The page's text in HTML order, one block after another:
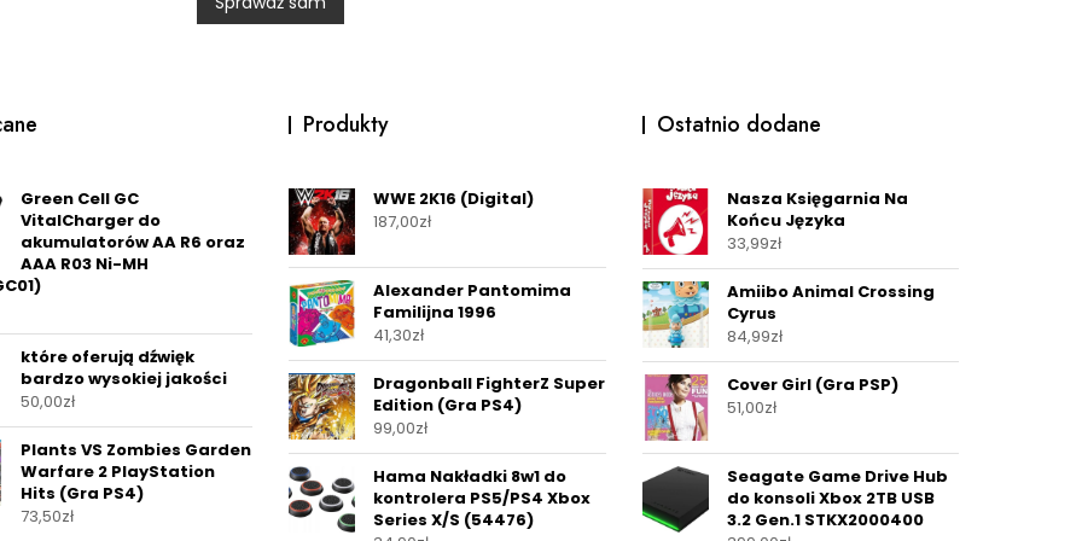
u
t
Green Cell GC
VitalCharger do
akumulatorów AA R6 oraz
AAA R03 Ni-MH
które oferują dźwięk
bardzo wysokiej jakości
50,00zł
Plants VS Zombies Garden
Warfare 2 PlayStation
Hits (Gra PS4)
73,50zł
Produkty
WWE 2K16 (Digital)
187,00zł
Alexander Pantomima
Familijna 1996
41,30zł
Dragonball FighterZ Super
Edition (Gra PS4)
99,00zł
Hama Nakładki 8w1 do
kontrolera PS5/PS4 Xbox
Series X/S (54476)
Ostatnio dodane
Nasza Księgarnia Na
Końcu Języka
33,99zł
Amiibo Animal Crossing
Cyrus
84,99zł
Cover Girl (Gra PSP)
51,00zł
Seagate Game Drive Hub
do konsoli Xbox 2TB USB
3.2 Gen.1 STKX2000400